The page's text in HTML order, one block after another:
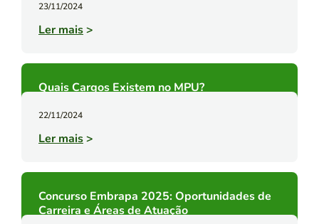
23/11/2024
Ler mais>
Quais Cargos Existem no MPU?
22/11/2024
Ler mais>
Concurso Embrapa 2025: Oportunidades de
Carreira e Áreas de Atuação